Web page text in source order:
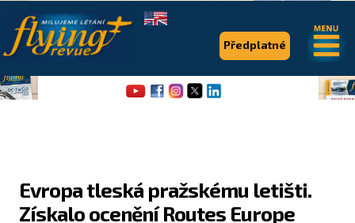
Evropa tleská pražskému letišti.
Získalo ocenění Routes Europe
Předplatné
.
Flying Revue